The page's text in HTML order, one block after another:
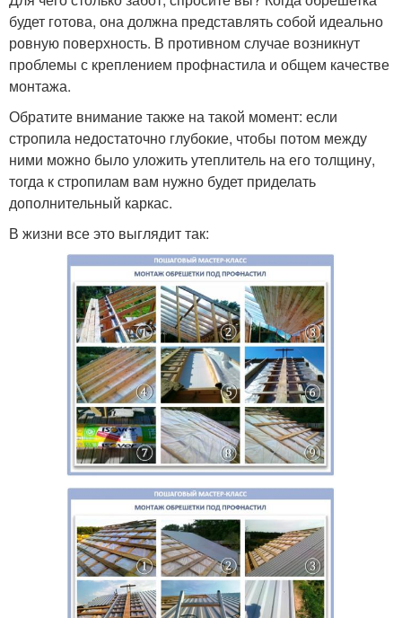
будет готова, она должна представлять собой идеально
ровную поверхность. В противном случае возникнут
проблемы с креплением профнастила и общем качестве
монтажа.
Обратите внимание также на такой момент: если
стропила недостаточно глубокие, чтобы потом между
ними можно было уложить утеплитель на его толщину,
тогда к стропилам вам нужно будет приделать
дополнительный каркас.
В жизни все это выглядит так: